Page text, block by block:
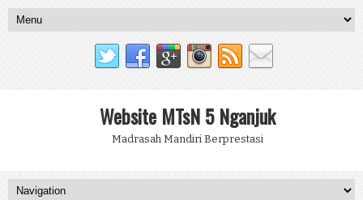
Website MTsN 5 Nganjuk
Madrasah Mandiri Berprestasi